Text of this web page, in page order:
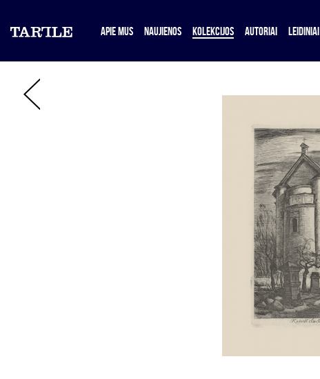
APIE MUS NAUJIENOS KOLEKCIJOS AUTORIAI LEIDINIAI